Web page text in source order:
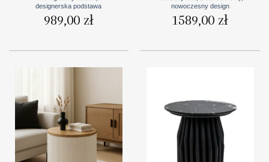
designerska podstawa
989,00 zł
nowoczesny design
1589,00 zł